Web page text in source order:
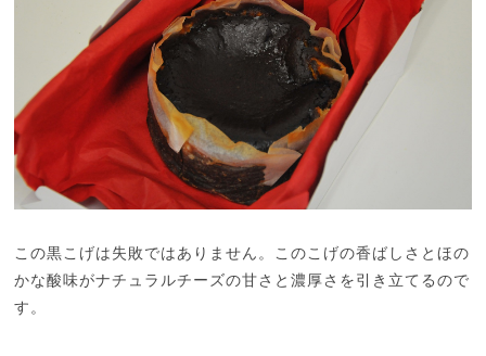
この黒こげは失敗ではありません。このこげの香ばしさとほの
かな酸味がナチュラルチーズの甘さと濃厚さを引き立てるので
す。